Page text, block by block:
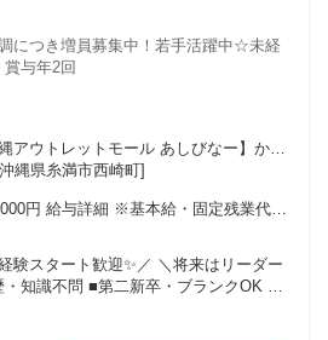
につき増員募集中！若手活躍中☆未経
与年2回
アウトレットモール あしびなー】から
無料駐車場あり）
縄県糸満市西崎町]
円 給与詳細 ※基本給・固定残業代の
時間：1ヶ月あたり45時間） 固定残業
ついては別途残業代を支給する 【一
支払われる通勤・皆勤・家族手当金
払われるその他手当金額：なし ※経